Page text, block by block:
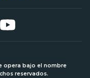
opera bajo el nombre
reservados.